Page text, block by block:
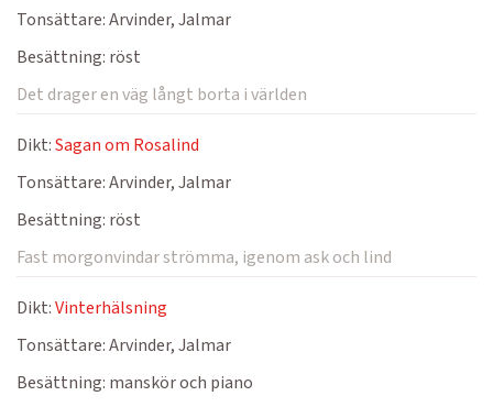
Tonsättare:Arvinder, Jalmar
Besättning: röst
Det drager en väg långt borta i världen
Dikt:Sagan om Rosalind
Tonsättare:Arvinder, Jalmar
Besättning: röst
Fast morgonvindar strömma, igenom ask och lind
Dikt:Vinterhälsning
Tonsättare:Arvinder, Jalmar
Besättning: manskör och piano